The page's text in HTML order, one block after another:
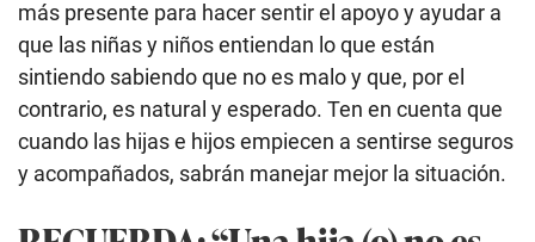
más presente para hacer sentir el apoyo y ayudar a
que las niñas y niños entiendan lo que están
sintiendo sabiendo que no es malo y que, por el
contrario, es natural y esperado. Ten en cuenta que
cuando las hijas e hijos empiecen a sentirse seguros
y acompañados, sabrán manejar mejor la situación.